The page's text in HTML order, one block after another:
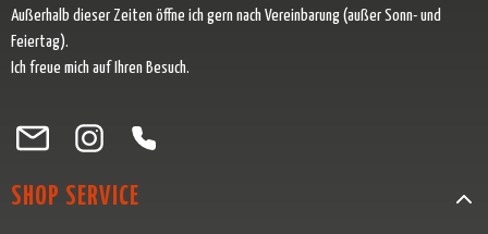
Außerhalb dieser Zeiten öffne ich gern nach Vereinbarung (außer Sonn- und
Feiertag).
Ich freue mich auf Ihren Besuch.
Besuche uns auf Facebook – öffnet in neuem Tab (externer Link)
Schau auf Instagram vorbei – öffnet in neuem Tab (externer Link)
Lass dich auf Pinterest inspirieren – öffnet in neuem Tab
Folge uns auf X – öffnet in neuem Tab (externer Link)
SHOP SERVICE